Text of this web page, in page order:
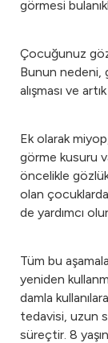
görmesi
Çocuğunuz
Bunun nedeni,
alışması ve
Ek olarak
görme kusuru
öncelikle
olan
de yardımcı
Tüm bu
yeniden
damla
tedavisi, uzun
süreçtir. 8